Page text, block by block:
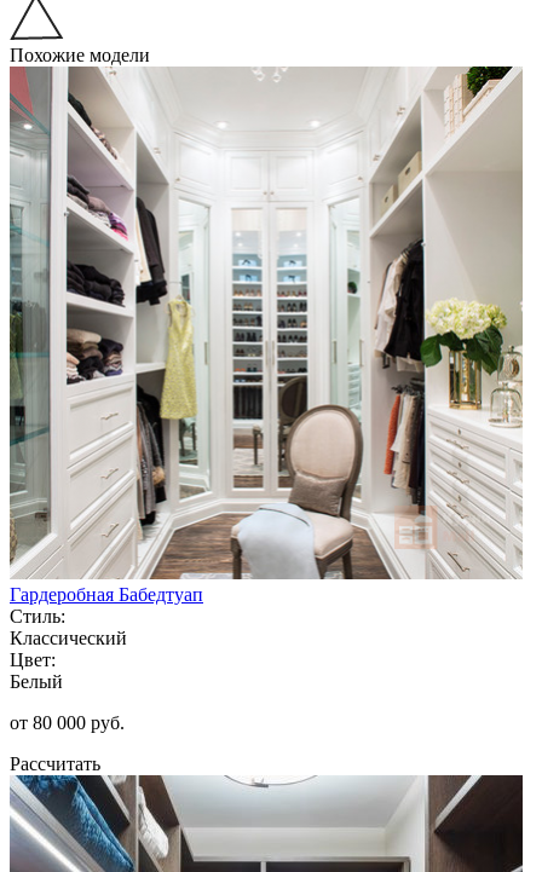
Похожие модели
Гардеробная Бабедтуап
Стиль:
Классический
Цвет:
Белый
от 80 000 руб.
Рассчитать